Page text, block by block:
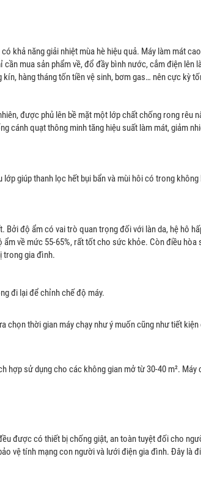
khả năng giải nhiệt mùa hè hiệu quả. Máy làm mát
mua sản phẩm về, đổ đầy bình nước, cắm điện lên
hàng tháng tốn tiền vệ sinh, bơm gas… nên cực kỳ
được phủ lên bề mặt một lớp chất chống rong rêu
cánh quạt thông minh tăng hiệu suất làm mát, giảm
giúp thanh lọc hết bụi bẩn và mùi hôi có trong
độ ẩm có vai trò quan trọng đối với làn da, hệ hô
ẩm về mức 55-65%, rất tốt cho sức khỏe. Còn điều hòa
trong gia đình.
đi lại để chỉnh chế độ máy.
chọn thời gian máy chạy như ý muốn cũng như tiết
sử dụng cho các không gian mở từ 30-40 m². Máy
được có thiết bị chống giật, an toàn tuyệt đối cho
vệ tính mạng con người và lưới điện gia đình. Đây là